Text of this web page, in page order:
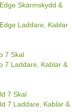
Skärmskydd &
Laddare, Kablar
7 Skal
7 Laddare, Kablar &
7 Skal
7 Laddare, Kablar &